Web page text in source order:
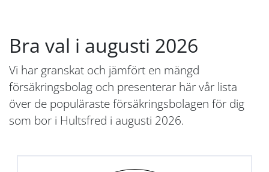
Bra val i augusti 2026
Vi har granskat och jämfört en mängd
försäkringsbolag och presenterar här vår lista
över de populäraste försäkringsbolagen för dig
som bor i Hultsfred i augusti 2026.